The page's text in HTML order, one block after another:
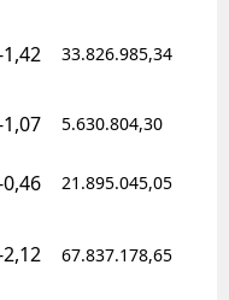
33.826.985,34
5.630.804,30
21.895.045,05
67.837.178,65